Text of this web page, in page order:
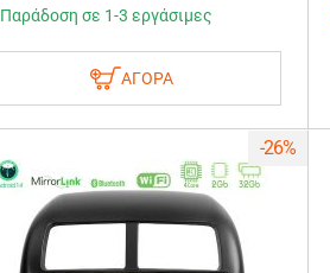
Παράδοση σε 1-3 εργάσιμες
ΑΓΟΡΑ
-26%